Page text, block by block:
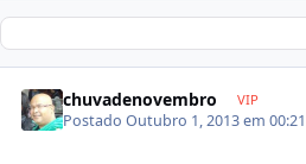
chuvadenovembro VIP
PostadoOutubro 1, 2013 em